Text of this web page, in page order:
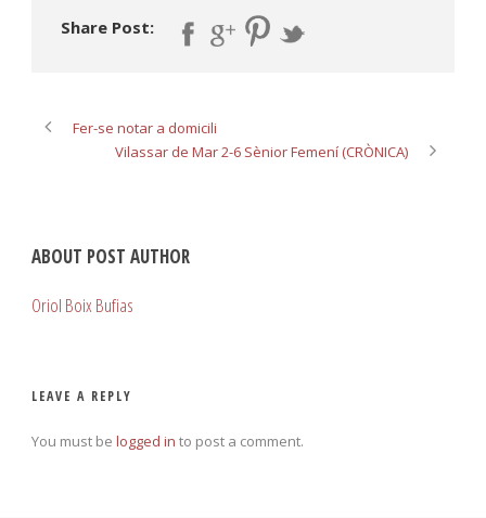
Share Post:
Fer-se notar a domicili
Vilassar de Mar 2-6 Sènior Femení (CRÒNICA)
ABOUT POST AUTHOR
Oriol Boix Bufias
LEAVE A REPLY
You must be logged in to post a comment.